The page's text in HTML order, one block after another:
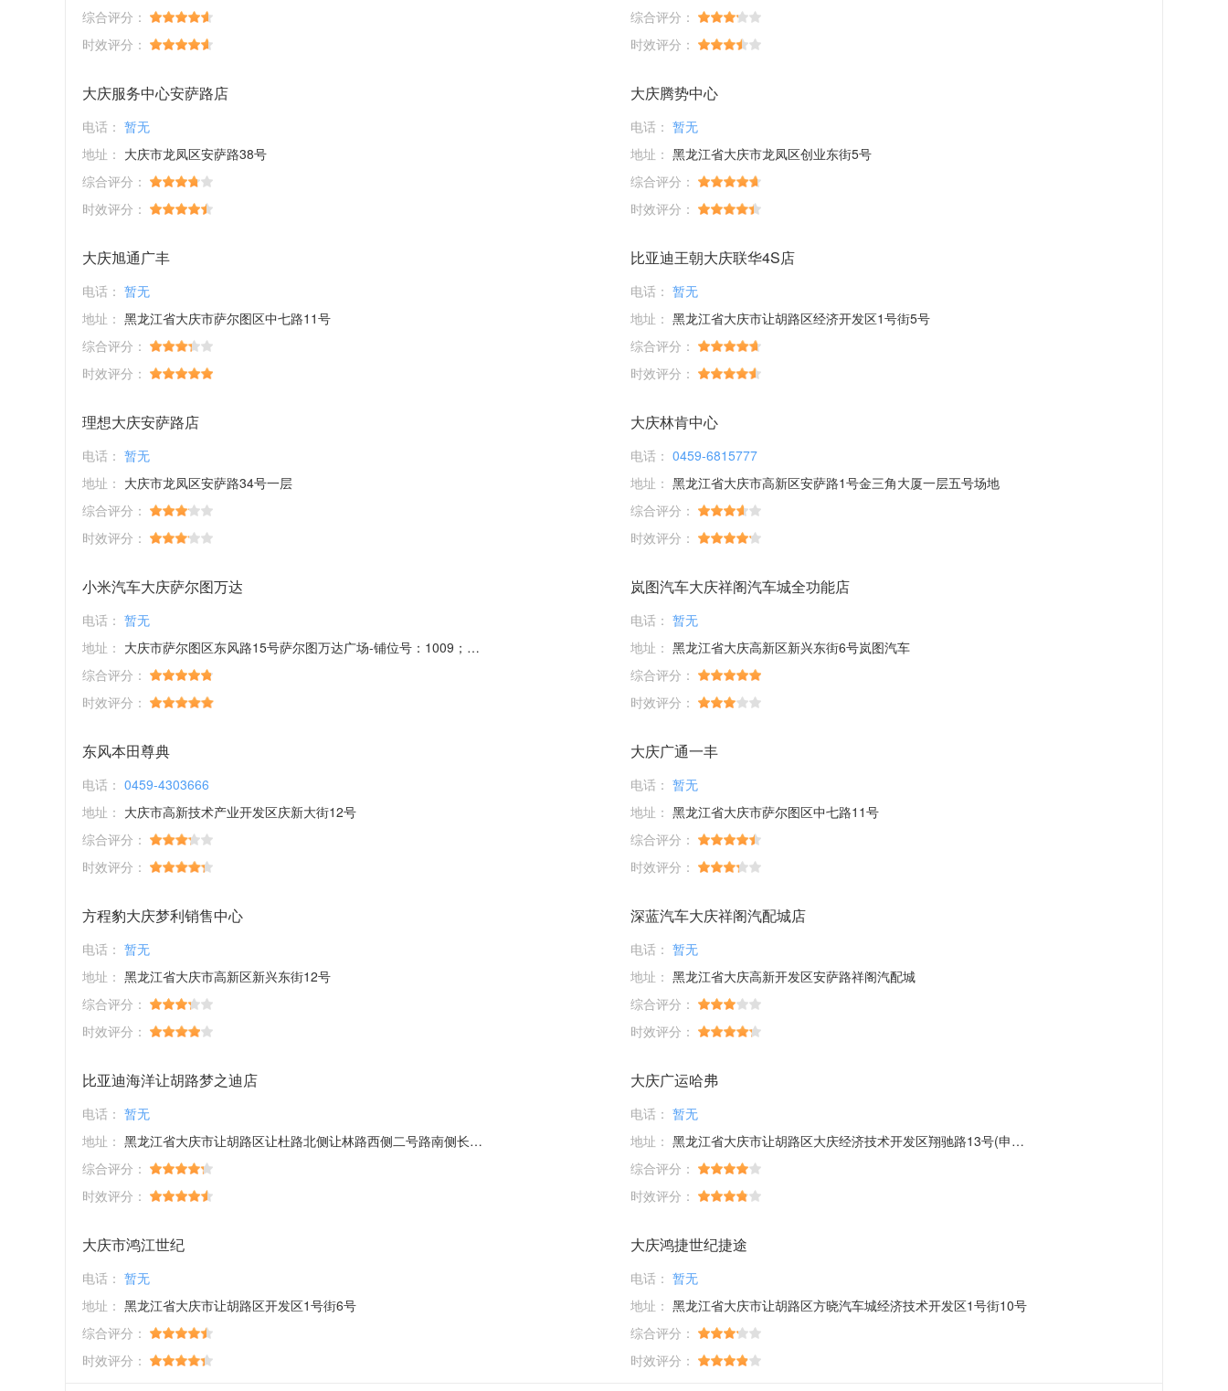
综合评分：
时效评分：
综合评分：
时效评分：
大庆服务中心安萨路店
电话： 暂无
地址： 大庆市龙凤区安萨路38号
综合评分：
时效评分：
大庆腾势中心
电话： 暂无
地址： 黑龙江省大庆市龙凤区创业东街5号
综合评分：
时效评分：
大庆旭通广丰
电话： 暂无
地址： 黑龙江省大庆市萨尔图区中七路11号
综合评分：
时效评分：
比亚迪王朝大庆联华4S店
电话： 暂无
地址： 黑龙江省大庆市让胡路区经济开发区1号街5号
综合评分：
时效评分：
理想大庆安萨路店
电话： 暂无
地址： 大庆市龙凤区安萨路34号一层
综合评分：
时效评分：
大庆林肯中心
电话： 0459-6815777
地址： 黑龙江省大庆市高新区安萨路1号金三角大厦一层五号场地
综合评分：
时效评分：
小米汽车大庆萨尔图万达
电话： 暂无
地址： 大庆市萨尔图区东风路15号萨尔图万达广场-铺位号：1009；1010；1011；1012；1013A
综合评分：
时效评分：
岚图汽车大庆祥阁汽车城全功能店
电话： 暂无
地址： 黑龙江省大庆高新区新兴东街6号岚图汽车
综合评分：
时效评分：
东风本田尊典
电话： 0459-4303666
地址： 大庆市高新技术产业开发区庆新大街12号
综合评分：
时效评分：
大庆广通一丰
电话： 暂无
地址： 黑龙江省大庆市萨尔图区中七路11号
综合评分：
时效评分：
方程豹大庆梦利销售中心
电话： 暂无
地址： 黑龙江省大庆市高新区新兴东街12号
综合评分：
时效评分：
深蓝汽车大庆祥阁汽配城店
电话： 暂无
地址： 黑龙江省大庆高新开发区安萨路祥阁汽配城
综合评分：
时效评分：
比亚迪海洋让胡路梦之迪店
电话： 暂无
地址： 黑龙江省大庆市让胡路区让杜路北侧让林路西侧二号路南侧长安福特汽车4s店
综合评分：
时效评分：
大庆广运哈弗
电话： 暂无
地址： 黑龙江省大庆市让胡路区大庆经济技术开发区翔驰路13号(申报承诺)
综合评分：
时效评分：
大庆市鸿江世纪
电话： 暂无
地址： 黑龙江省大庆市让胡路区开发区1号街6号
综合评分：
时效评分：
大庆鸿捷世纪捷途
电话： 暂无
地址： 黑龙江省大庆市让胡路区方晓汽车城经济技术开发区1号街10号
综合评分：
时效评分：